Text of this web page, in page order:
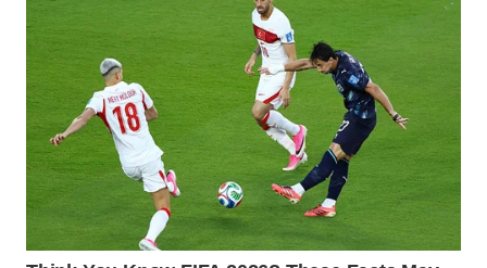
PRIANGAN
TIMUR
WN
SEMARANG
WN
SOLO